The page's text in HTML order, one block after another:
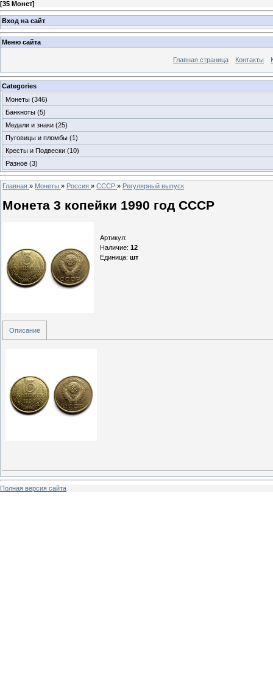
[35 Монет]
Вход на сайт
Меню сайта
Главная страница Контакты
Categories
Монеты (346)
Банкноты (5)
Медали и знаки (25)
Пуговицы и пломбы (1)
Кресты и Подвески (10)
Разное (3)
Главная » Монеты » Россия » СССР » Регулярный выпуск
Монета 3 копейки 1990 год СССР
Артикул:
Наличие: 12
Единица: шт
Описание
Полная версия сайта